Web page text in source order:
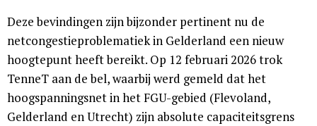
Deze bevindingen zijn bijzonder pertinent nu de
netcongestieproblematiek in Gelderland een nieuw
hoogtepunt heeft bereikt. Op 12 februari 2026 trok
TenneT aan de bel, waarbij werd gemeld dat het
hoogspanningsnet in het FGU-gebied (Flevoland,
Gelderland en Utrecht) zijn absolute capaciteitsgrens